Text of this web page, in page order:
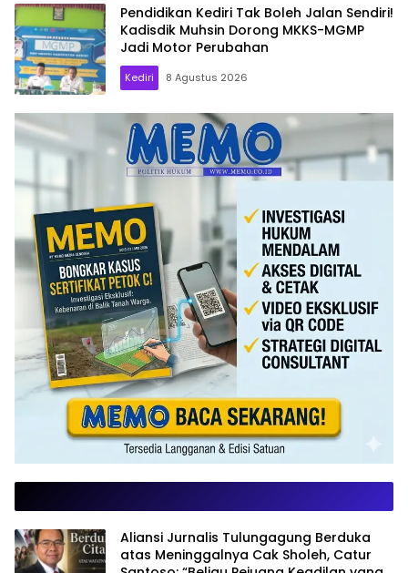
Pendidikan Kediri Tak Boleh Jalan Sendiri!
Kadisdik Muhsin Dorong MKKS-MGMP
Jadi Motor Perubahan
Kediri 8 Agustus 2026
Memo.co.id
| Memberi
Inspirasi
Aliansi Jurnalis Tulungagung Berduka
atas Meninggalnya Cak Sholeh, Catur